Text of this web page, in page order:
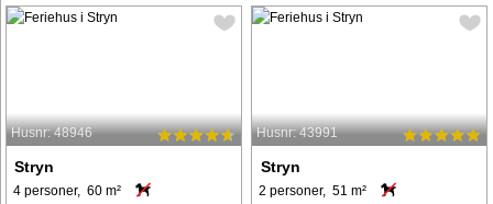
Husnr: 48946
Stryn
4 personer, 60 m²
Husnr: 43991
Stryn
2 personer, 51 m²